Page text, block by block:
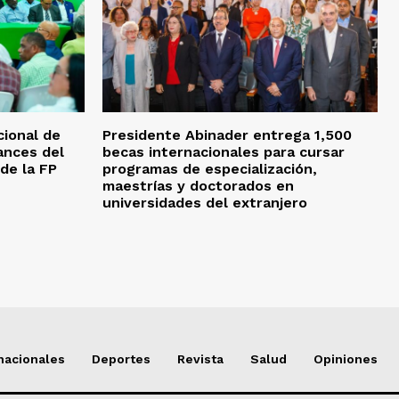
de
del
la FP
Presidente Abinader entrega 1,500
becas internacionales para cursar
programas de especialización,
maestrías y doctorados en
universidades del extranjero
Deportes Revista Salud Opiniones